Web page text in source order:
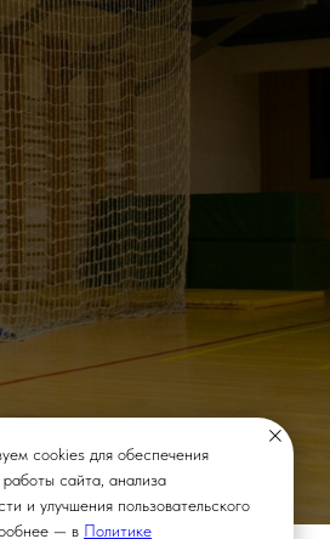
cookies для обеспечения
сайта, анализа
и улучшения пользовательского
— в Политике